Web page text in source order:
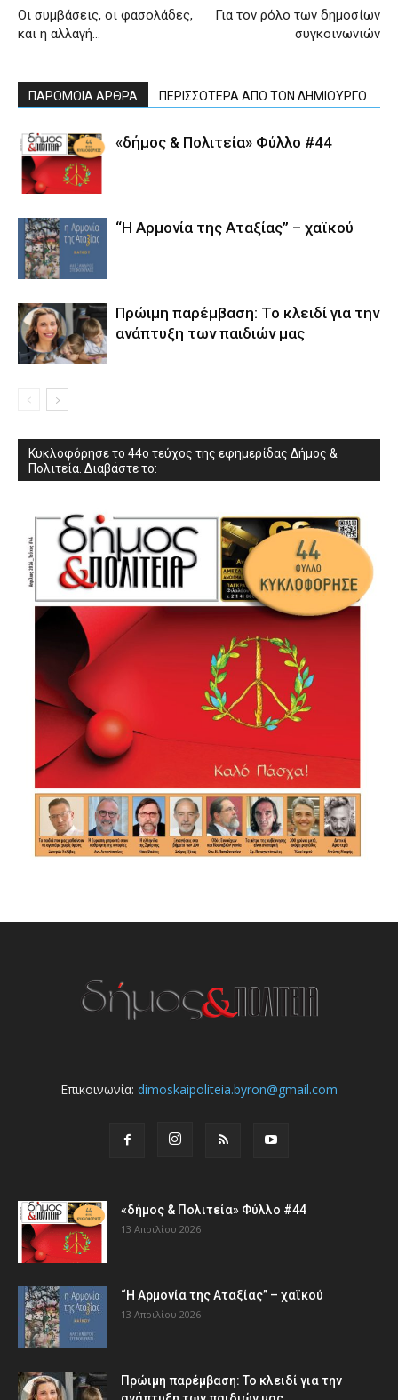
Οι συμβάσεις, οι φασολάδες,
και η αλλαγή…
Για τον ρόλο των δημοσίων
συγκοινωνιών
ΠΑΡΟΜΟΙΑ ΑΡΘΡΑ ΠΕΡΙΣΣΟΤΕΡΑ ΑΠΟ ΤΟΝ ΔΗΜΙΟΥΡΓΟ
«δήμος & Πολιτεία» Φύλλο #44
“Η Αρμονία της Αταξίας” – χαϊκού
Πρώιμη παρέμβαση: Το κλειδί για την
ανάπτυξη των παιδιών µας
Κυκλοφόρησε το 44ο τεύχος της εφημερίδας Δήμος &
Πολιτεία. Διαβάστε το:
Επικοινωνία: dimoskaipoliteia.byron@gmail.com
«δήμος & Πολιτεία» Φύλλο #44
13 Απριλίου 2026
“Η Αρμονία της Αταξίας” – χαϊκού
13 Απριλίου 2026
Πρώιμη παρέμβαση: Το κλειδί για την